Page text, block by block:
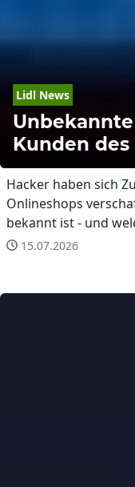
Lidl News
Kunden
Hacker haben sich
Onlineshops
bekannt ist - und
15.07.2026